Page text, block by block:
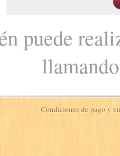
puede
Condiciones de pago y